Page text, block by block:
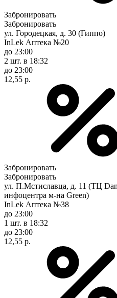
Забронировать
Забронировать
ул. Городецкая, д. 30 (Гиппо)
InLek Аптека №20
до 23:00
2 шт. в 18:32
до 23:00
12,55 р.
Забронировать
Забронировать
ул. П.Мстиславца, д. 11 (ТЦ
инфоцентра м-на Green)
InLek Аптека №38
до 23:00
1 шт. в 18:32
до 23:00
12,55 р.